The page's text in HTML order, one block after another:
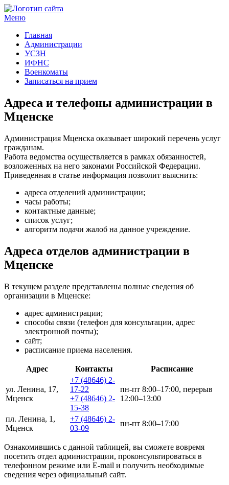
Меню
Главная
Администрации
УСЗН
ИФНС
Военкоматы
Записаться на прием
Адреса и телефоны администрации в
Мценске
Администрация Мценска оказывает широкий перечень услуг
гражданам.
Работа ведомства осуществляется в рамках обязанностей,
возложенных на него законами Российской Федерации.
Приведенная в статье информация позволит выяснить:
адреса отделений администрации;
часы работы;
контактные данные;
список услуг;
алгоритм подачи жалоб на данное учреждение.
Адреса отделов администрации в
Мценске
В текущем разделе представлены полные сведения об
организации в Мценске:
адрес администрации;
способы связи (телефон для консультации, адрес
электронной почты);
сайт;
расписание приема населения.
Адрес Контакты Расписание
ул. Ленина, 17,
Мценск
+7 (48646) 2-
17-22
+7 (48646) 2-
15-38
пн-пт 8:00–17:00, перерыв
12:00–13:00
пл. Ленина, 1,
Мценск
+7 (48646) 2-
03-09
пн-пт 8:00–17:00
Ознакомившись с данной таблицей, вы сможете вовремя
посетить отдел администрации, проконсультироваться в
телефонном режиме или E-mail и получить необходимые
сведения через официальный сайт.